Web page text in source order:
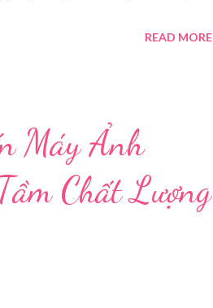
Card HDMI Onten: Cơ
Card HDMI Onten hoạt
video và âm thanh độ
bị nguồn khác sang định
cổng USB. 1.1. Chức
READ MORE
Máy Ảnh
Chất Lượng